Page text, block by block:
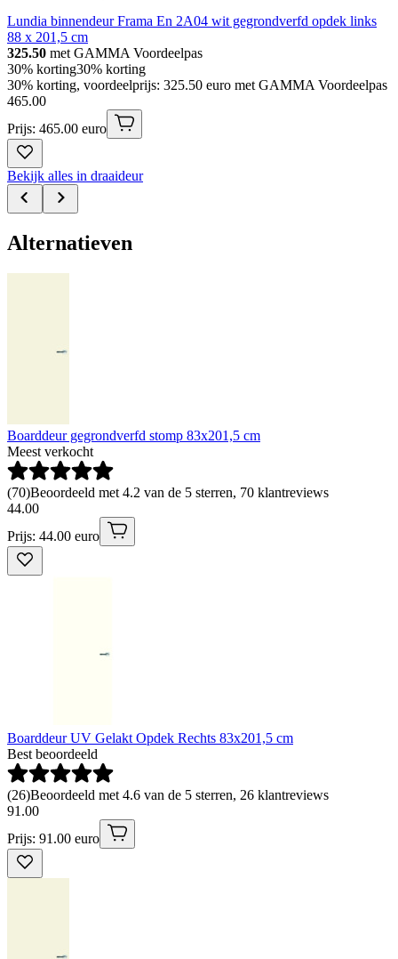
Lundia binnendeur Frama En 2A04 wit gegrondverfd opdek links
88 x 201,5 cm
325.50 met GAMMA Voordeelpas
30% korting30% korting
30% korting, voordeelprijs: 325.50 euro met GAMMA Voordeelpas
465.00
Prijs: 465.00 euro
Bekijk alles in draaideur
Alternatieven
Boarddeur gegrondverfd stomp 83x201,5 cm
Meest verkocht
(70)Beoordeeld met 4.2 van de 5 sterren, 70 klantreviews
44.00
Prijs: 44.00 euro
Boarddeur UV Gelakt Opdek Rechts 83x201,5 cm
Best beoordeeld
(26)Beoordeeld met 4.6 van de 5 sterren, 26 klantreviews
91 .00
Prijs: 91.00 euro